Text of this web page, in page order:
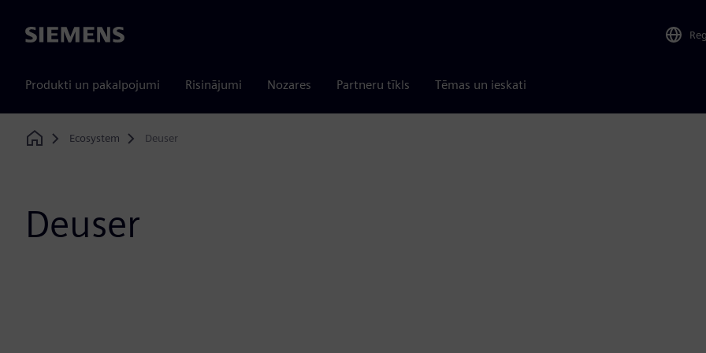
Siemens
Produkti un pakalpojumi Risinājumi Nozares Partneru tīkls Tēmas un ieskati
Home
Ecosystem Deuser
Deuser